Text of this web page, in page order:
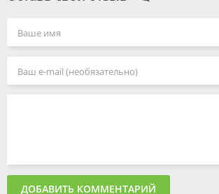
ДОБАВИТЬ КОММЕНТАРИЙ